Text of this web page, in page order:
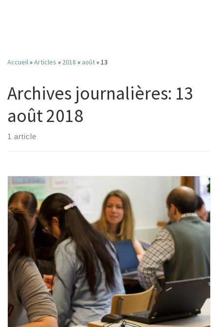
Accueil»Articles » 2018 » août»13
Archives journalières: 13
août 2018
1 article